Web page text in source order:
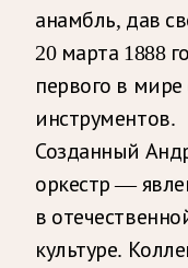
анамбль, дав
20 марта 1888
первого в мире
инструментов.
Созданный
оркестр —
в
культуре.